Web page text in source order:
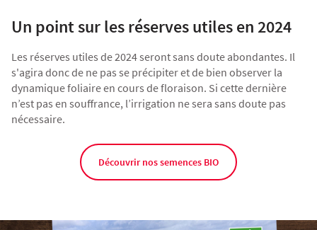
Un point sur les réserves utiles en 2024
Les réserves utiles de 2024 seront sans doute abondantes. Il
s'agira donc de ne pas se précipiter et de bien observer la
dynamique foliaire en cours de floraison. Si cette dernière
n’est pas en souffrance, l’irrigation ne sera sans doute pas
nécessaire.
Découvrir nos semences BIO